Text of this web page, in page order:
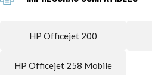
HP Officejet 200
HP Officejet 258 Mobile